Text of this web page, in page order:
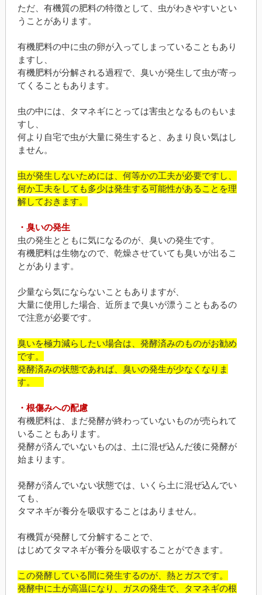
ただ、有機質の肥料の特徴として、虫がわきやすいとい
うことがあります。
有機肥料の中に虫の卵が入ってしまっていることもあり
ますし、
有機肥料が分解される過程で、臭いが発生して虫が寄っ
てくることもあります。
虫の中には、タマネギにとっては害虫となるものもいま
すし、
何より自宅で虫が大量に発生すると、あまり良い気はし
ません。
虫が発生しないためには、何等かの工夫が必要ですし、
何か工夫をしても多少は発生する可能性があることを理
解しておきます。
・臭いの発生
虫の発生とともに気になるのが、臭いの発生です。
有機肥料は生物なので、乾燥させていても臭いが出るこ
とがあります。
少量なら気にならないこともありますが、
大量に使用した場合、近所まで臭いが漂うこともあるの
で注意が必要です。
臭いを極力減らしたい場合は、発酵済みのものがお勧め
です。
発酵済みの状態であれば、臭いの発生が少なくなりま
す。
・根傷みへの配慮
有機肥料は、まだ発酵が終わっていないものが売られて
いることもあります。
発酵が済んでいないものは、土に混ぜ込んだ後に発酵が
始まります。
発酵が済んでいない状態では、いくら土に混ぜ込んでい
ても、
タマネギが養分を吸収することはありません。
有機質が発酵して分解することで、
はじめてタマネギが養分を吸収することができます。
この発酵している間に発生するのが、熱とガスです。
発酵中に土が高温になり、ガスの発生で、タマネギの根